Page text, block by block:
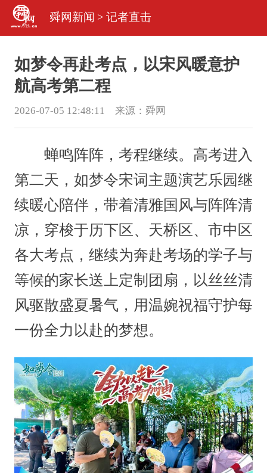
舜网新闻 > 记者直击
如梦令再赴考点，以宋风暖意护
航高考第二程
2026-07-05 12:48:11 来源： 舜网
蝉鸣阵阵，考程继续。高考进入
第二天，如梦令宋词主题演艺乐园继
续暖心陪伴，带着清雅国风与阵阵清
凉，穿梭于历下区、天桥区、市中区
各大考点，继续为奔赴考场的学子与
等候的家长送上定制团扇，以丝丝清
风驱散盛夏暑气，用温婉祝福守护每
一份全力以赴的梦想。